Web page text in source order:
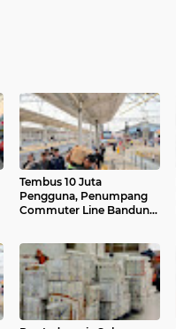
Tembus 10 Juta
Pengguna, Penumpang
Commuter Line Bandung